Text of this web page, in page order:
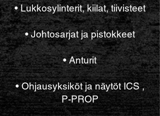
• Lukkosylinterit, kiilat, tiivisteet
• Johtosarjat ja pistokkeet
• Anturit
• Ohjausyksiköt ja näytöt ICS ,
P-PROP